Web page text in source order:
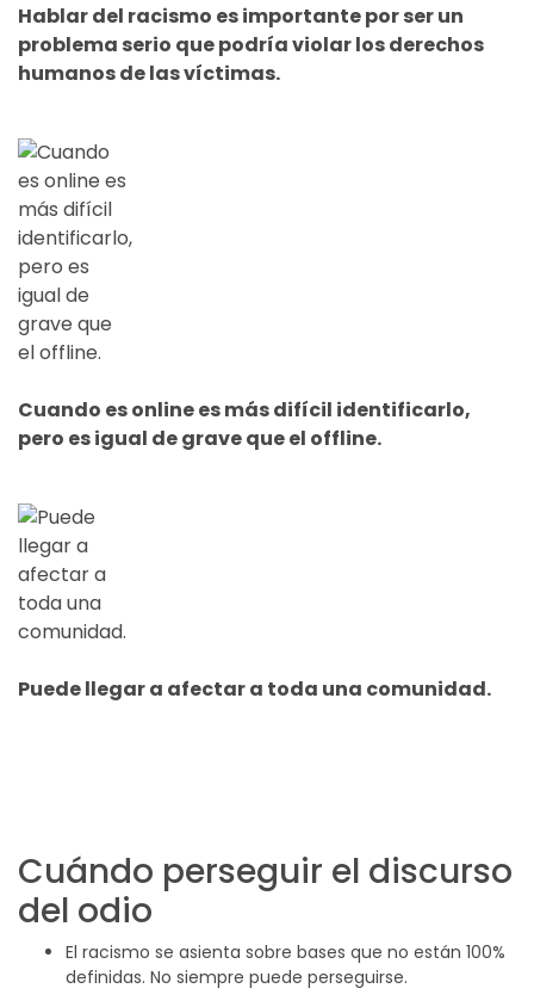
Hablar del racismo es importante por ser un
problema serio que podría violar los derechos
humanos de las víctimas.
Cuando es online es más difícil identificarlo,
pero es igual de grave que el offline.
Puede llegar a afectar a toda una comunidad.
Cuándo perseguir el discurso
del odio
El racismo se asienta sobre bases que no están 100%
definidas. No siempre puede perseguirse.